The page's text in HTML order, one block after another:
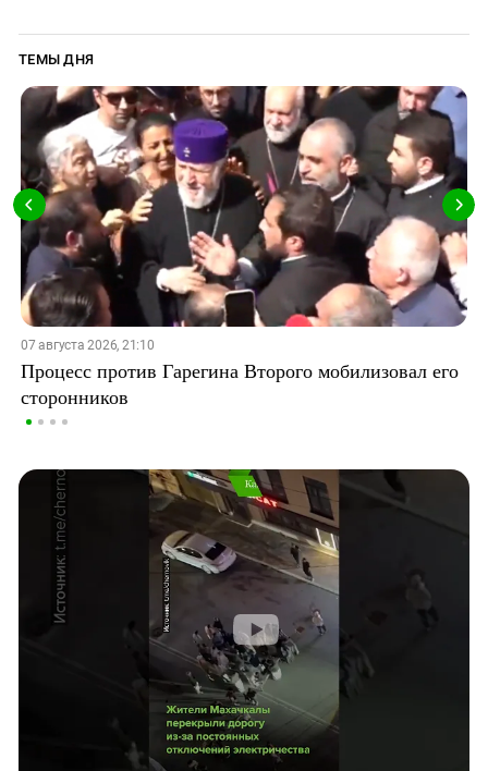
ТЕМЫ ДНЯ
07 августа 2026, 21:10
Процесс против Гарегина Второго мобилизовал его
сторонников